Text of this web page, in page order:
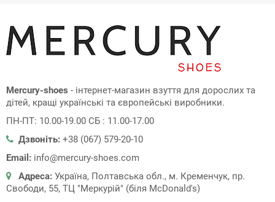
Mercury-shoes - інтернет-магазин взуття для дорослих та
дітей, кращі українські та європейські виробники.
ПН-ПТ: 10.00-19.00 СБ : 11.00-17.00
Дзвоніть: +38 (067) 579-20-10
Email: info@mercury-shoes.com
Адреса: Україна, Полтавська обл., м. Кременчук, пр.
Свободи, 55, ТЦ "Меркурій" (біля McDonald's)